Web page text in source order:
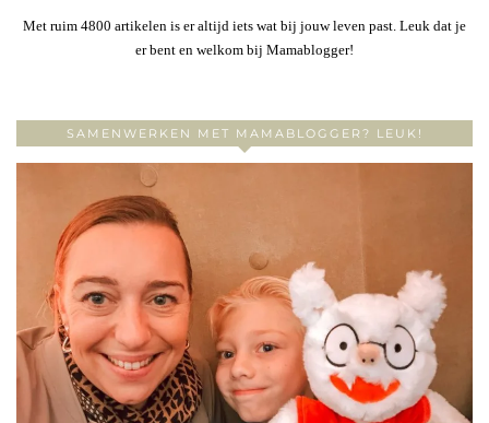
Met ruim 4800 artikelen is er altijd iets wat bij jouw leven past. Leuk dat je
er bent en welkom bij Mamablogger!
SAMENWERKEN MET MAMABLOGGER? LEUK!